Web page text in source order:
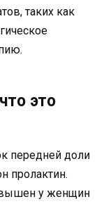
таких как
это
передней доли
пролактин.
у женщин